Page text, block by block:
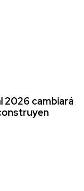
2026 cambiará